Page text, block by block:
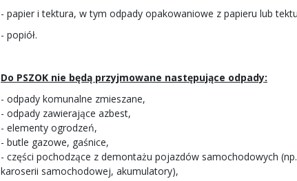
- papier i tektura, w tym odpady opakowaniowe z papieru lub
- popiół.
Do PSZOK nie będą przyjmowane następujące odpady:
- odpady komunalne zmieszane,
- odpady zawierające azbest,
- elementy ogrodzeń,
- butle gazowe, gaśnice,
- części pochodzące z demontażu pojazdów samochodowych
karoserii samochodowej, akumulatory),